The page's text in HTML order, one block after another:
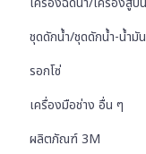
ชุดดักน้ำ/ชุดดักน้ำ-น้ำมัน
รอกโซ่
เครื่องมือช่าง อื่น ๆ
ผลิตภัณฑ์ 3M